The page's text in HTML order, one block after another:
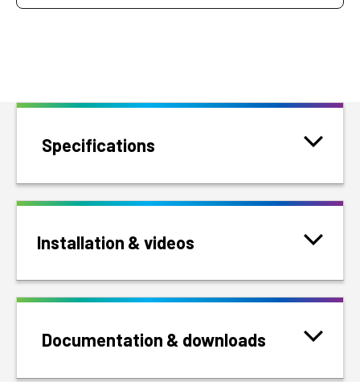
Specifications
Installation & videos
Documentation & downloads